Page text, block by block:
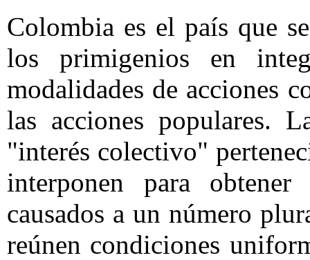
Colombia es el país que
los primigenios en
modalidades de acciones
las acciones populares.
"interés colectivo"
interponen para
causados a un número
reúnen condiciones